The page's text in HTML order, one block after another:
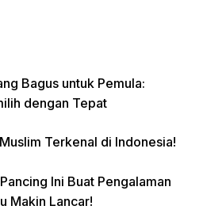
Bagus untuk Pemula:
dengan Tepat
Terkenal di Indonesia!
Ini Buat Pengalaman
Makin Lancar!